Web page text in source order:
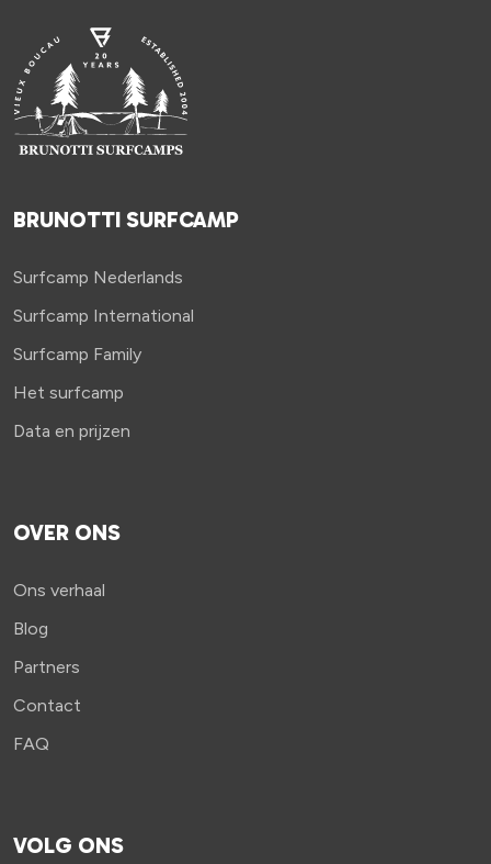
BRUNOTTI SURFCAMP
Surfcamp Nederlands
Surfcamp International
Surfcamp Family
Het surfcamp
Data en prijzen
OVER ONS
Ons verhaal
Blog
Partners
Contact
FAQ
VOLG ONS